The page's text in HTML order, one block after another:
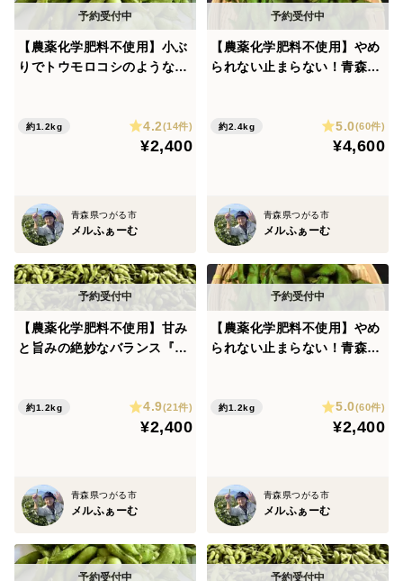
【農薬化学肥料不使用】小ぶ
りでトウモロコシのような甘
約1.2kg 4.2(14件)
¥2,400
青森県つがる市
メルふぁーむ
【農薬化学肥料不使用】やめ
られない止まらない！青森の
約2.4kg 5.0(60件)
¥4,600
青森県つがる市
メルふぁーむ
【農薬化学肥料不使用】甘み
と旨みの絶妙なバランス『つ
約1.2kg 4.9(21件)
¥2,400
青森県つがる市
メルふぁーむ
【農薬化学肥料不使用】やめ
られない止まらない！青森の
約1.2kg 5.0(60件)
¥2,400
青森県つがる市
メルふぁーむ